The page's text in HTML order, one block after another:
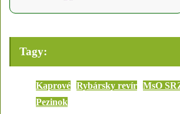
Tagy:
Kaprové Rybársky revír MsO
Pezinok